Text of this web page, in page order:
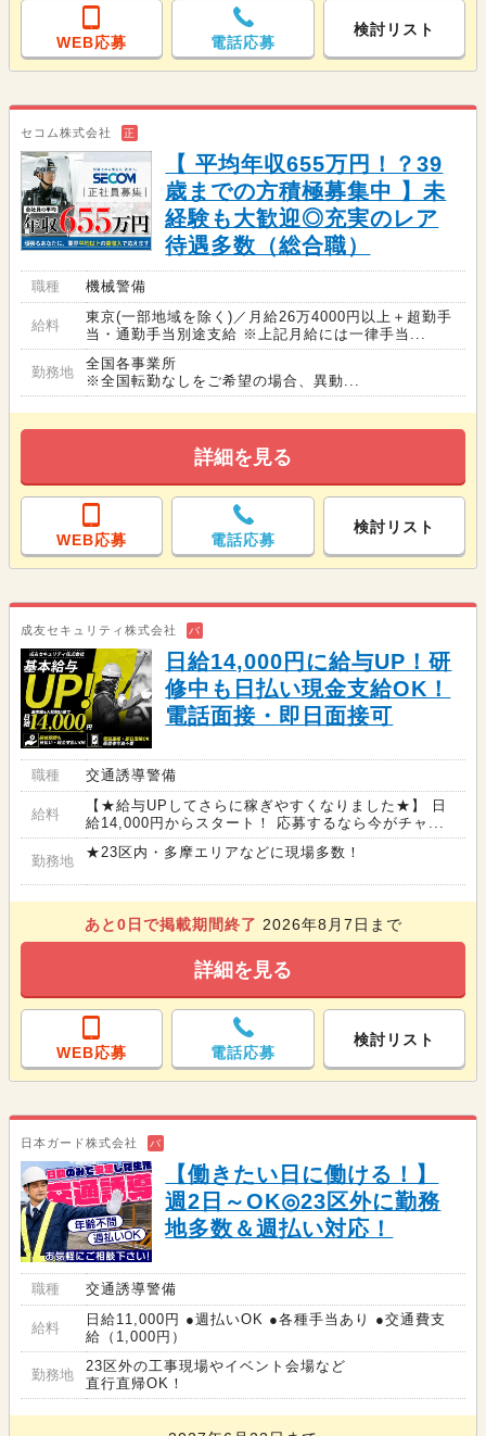
WEB応募 電話応募
検討リスト
セコム株式会社 正
【 平均年収655万円！？39
歳までの方積極募集中 】未
経験も大歓迎◎充実のレア
待遇多数（総合職）
職種 機械警備
給料
東京(一部地域を除く)／月給26万4000円以上＋超勤手
当・通勤手当別途支給 ※上記月給には一律手当...
勤務地
全国各事業所
※全国転勤なしをご希望の場合、異動...
詳細を見る
WEB応募 電話応募
検討リスト
成友セキュリティ株式会社 バ
日給14,000円に給与UP！研
修中も日払い現金支給OK！
電話面接・即日面接可
職種 交通誘導警備
給料
【★給与UPしてさらに稼ぎやすくなりました★】 日
給14,000円からスタート！ 応募するなら今がチャ...
勤務地
★23区内・多摩エリアなどに現場多数！
あと0 日で掲載期間終了 2026年8月7日まで
詳細を見る
WEB応募 電話応募
検討リスト
日本ガード株式会社 バ
【働きたい日に働ける！】
週2日～OK◎23区外に勤務
地多数＆週払い対応！
職種 交通誘導警備
給料
日給11,000円 ●週払いOK ●各種手当あり ●交通費支
給（1,000円）
勤務地
23区外の工事現場やイベント会場など
直行直帰OK！